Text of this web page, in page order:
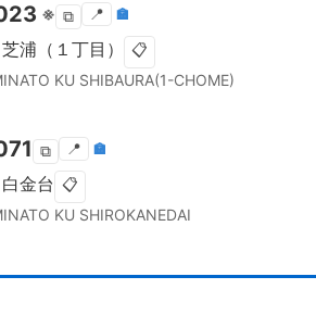
※ ⧉ 📍 🏣
芝浦（１丁目） 📋
KU SHIBAURA(1-CHOME)
⧉ 📍 🏣
白金台 📋
KU SHIROKANEDAI